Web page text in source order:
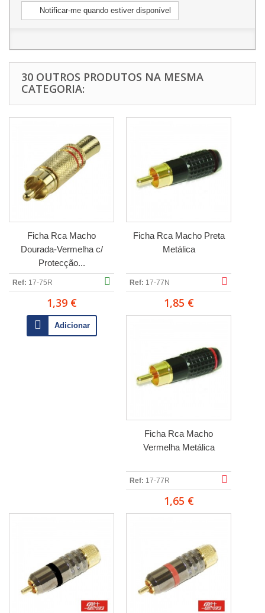
Notificar-me quando estiver disponível
30 OUTROS PRODUTOS NA MESMA
CATEGORIA:
Ficha Rca Macho
Dourada-Vermelha c/
Protecção...
Ref: 17-75R
1,39 €
Adicionar
Ficha Rca Macho Preta
Metálica
Ref: 17-77N
1,85 €
Ficha Rca Macho
Vermelha Metálica
Ref: 17-77R
1,65 €